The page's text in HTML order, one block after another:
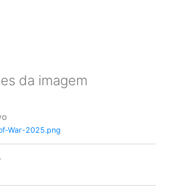
da imagem
War-2025.png